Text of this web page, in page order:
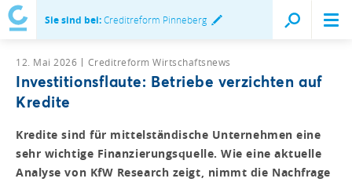
Sie sind bei:Creditreform Pinneberg
12. Mai 2026 Creditreform Wirtschaftsnews
Investitionsflaute: Betriebe verzichten auf
Kredite
Kredite sind für mittelständische Unternehmen eine
sehr wichtige Finanzierungsquelle. Wie eine aktuelle
Analyse von KfW Research zeigt, nimmt die Nachfrage